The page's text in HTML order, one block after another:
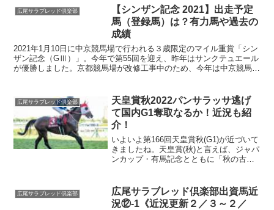
広尾サラブレッド倶楽部
【シンザン記念 2021】出走予定
馬（登録馬）は？有力馬や過去の
成績
2021年1月10日に中京競馬場で行われる３歳限定のマイル重賞「シン
ザン記念（GⅢ）」。今年で第55回を迎え、昨年はサンクテュエール
が優勝しました。京都競馬場が改修工事中のため、今年は中京競馬場
広尾サラブレッド倶楽部
天皇賞秋2022パンサラッサ逃げ
て国内G1奪取なるか！近況も紹
介！
いよいよ第166回天皇賞秋(G1)が近づいて
きましたね。天皇賞(秋)と言えば、ジャパ
ンカップ・有馬記念とともに「秋の古馬
か？特に今年は、国内外のG1タイトルを
持つ5頭を...
広尾サラブレッド倶楽部
広尾サラブレッド倶楽部出資馬近
況⑫-1《近況更新２／３～２／